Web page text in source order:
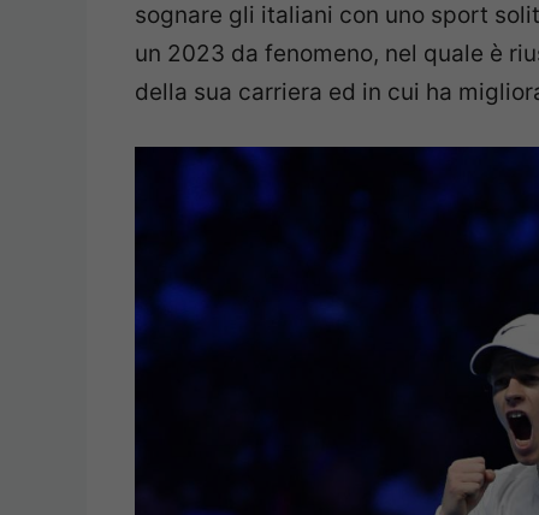
sognare gli italiani con uno sport
un 2023 da fenomeno, nel quale è
della sua carriera ed in cui ha